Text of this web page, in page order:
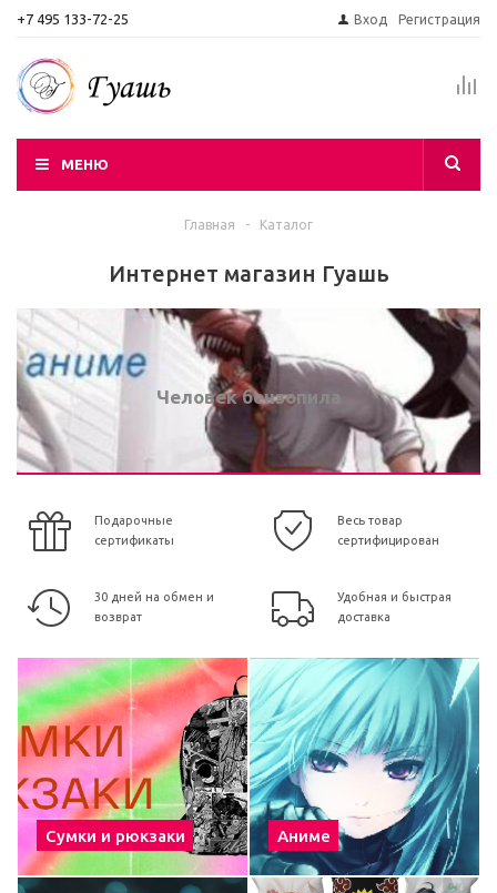
+7 495 133-72-25 Вход Регистрация
МЕНЮ
Главная - Каталог
Интернет магазин Гуашь
Человек бензопила
Подарочные
сертификаты
Весь товар
сертифицирован
30 дней на обмен и
возврат
Удобная и быстрая
доставка
Сумки и рюкзаки Аниме